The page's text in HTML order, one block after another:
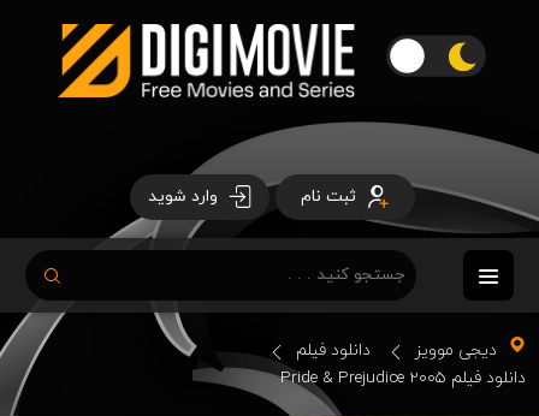
ثبت نام وارد شوید
دیجی موویز
دانلود فیلم
دانلود فیلم Pride & Prejudice 2005